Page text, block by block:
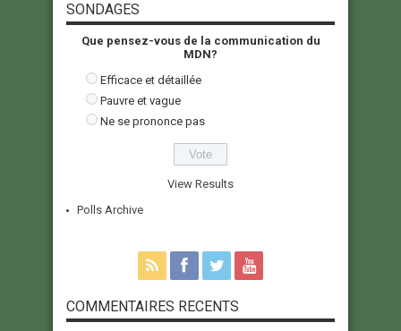
SONDAGES
Que pensez-vous de la communication du
MDN?
Efficace et détaillée
Pauvre et vague
Ne se prononce pas
View Results
Polls Archive
COMMENTAIRES RECENTS